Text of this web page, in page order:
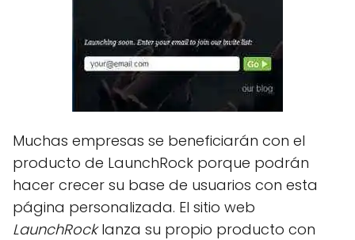
Muchas empresas se beneficiarán con el
producto de LaunchRock porque podrán
hacer crecer su base de usuarios con esta
página personalizada. El sitio web
LaunchRocklanza su propio producto con